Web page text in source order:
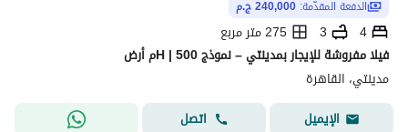
الدفعة المقدّمة: 240,000 ج.م
4
3
275 متر مربع
فيلا مفروشة للإيجار بمدينتي – نموذج H | 500م أرض
مدينتي، القاهرة
الإيميل
اتصل